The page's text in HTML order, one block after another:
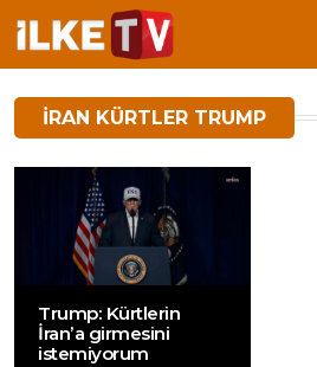
IRAN KÜRTLER TRUMP
Trump: Kürtlerin
İran’a girmesini
istemiyorum